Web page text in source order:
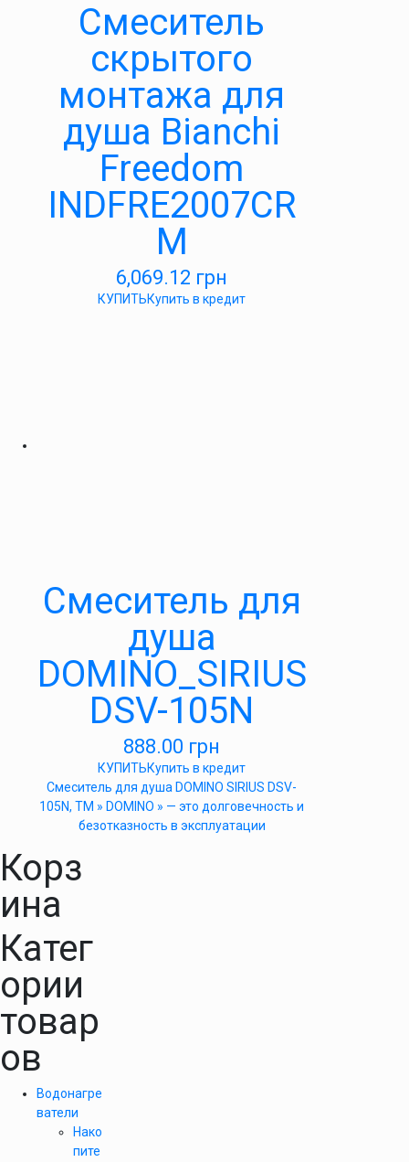
Смеситель
скрытого
монтажа для
душа Bianchi
Freedom
INDFRE2007CR
M
6,069.12 грн
КУПИТЬКупить в кредит
Cмеситель для
душа
DOMINO_SIRIUS
DSV-105N
888.00 грн
КУПИТЬКупить в кредит
Cмеситель для душа DOMINO SIRIUS DSV-
105N, ТМ » DOMINO » — это долговечность и
безотказность в эксплуатации
Корз
ина
Катег
ории
товар
ов
Водонагре
ватели
Нако
пите